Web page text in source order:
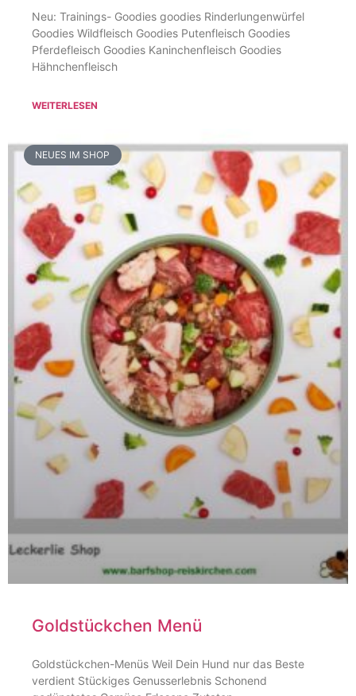
Neu: Trainings- Goodies goodies Rinderlungenwürfel
Goodies Wildfleisch Goodies Putenfleisch Goodies
Pferdefleisch Goodies Kaninchenfleisch Goodies
Hähnchenfleisch
WEITERLESEN
NEUES IM SHOP
Goldstückchen Menü
Goldstückchen-Menüs Weil Dein Hund nur das Beste
verdient Stückiges Genusserlebnis Schonend